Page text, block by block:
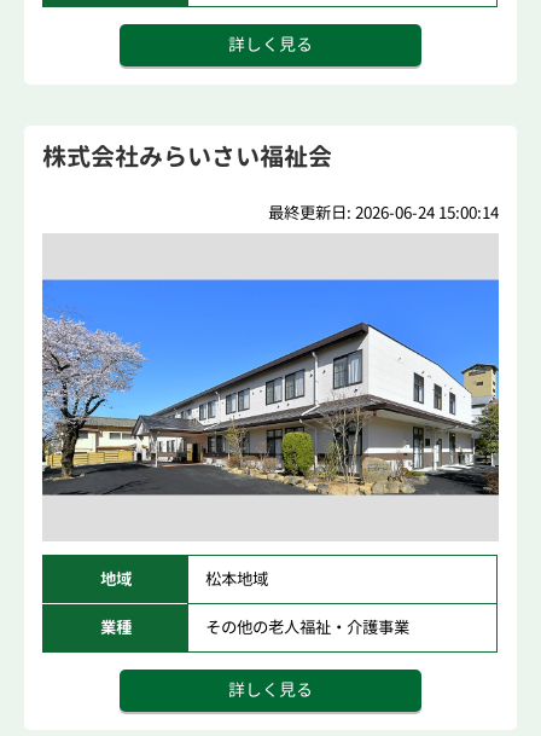
詳しく見る
株式会社みらいさい福祉会
最終更新日: 2026-06-24 15:00:14
地域 松本地域
業種 その他の老人福祉・介護事業
詳しく見る